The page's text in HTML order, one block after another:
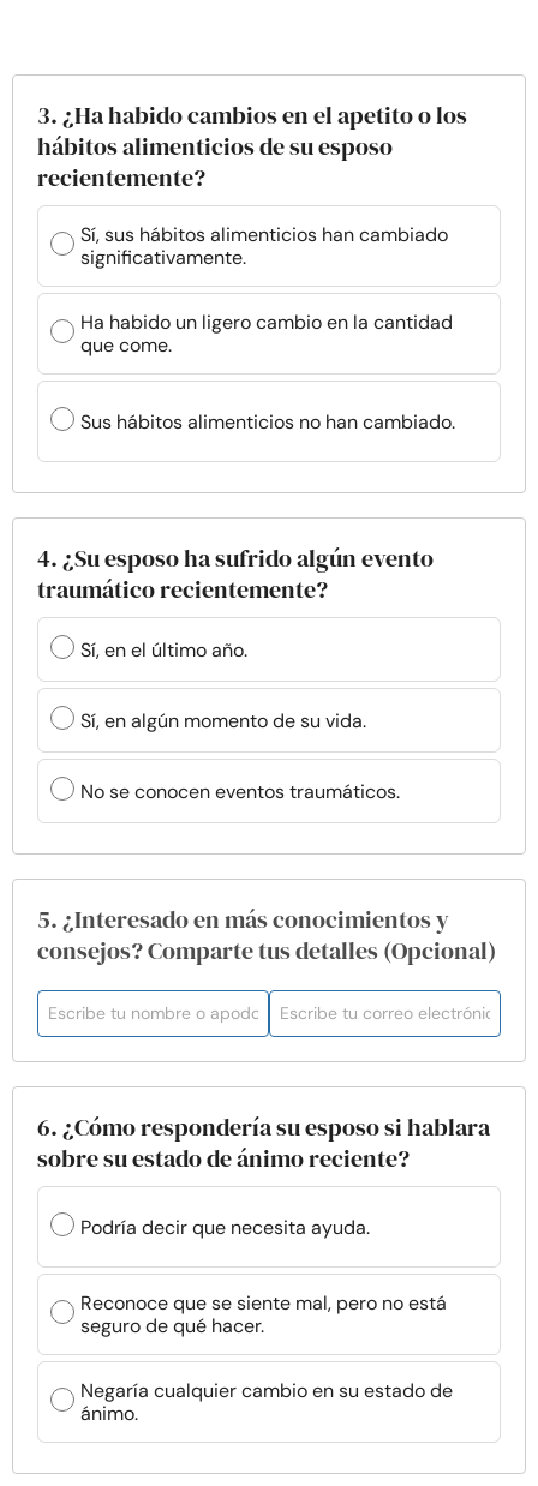
3. ¿Ha habido cambios en el apetito o los
hábitos alimenticios de su esposo
recientemente?
Sí, sus hábitos alimenticios han cambiado
significativamente.
Ha habido un ligero cambio en la cantidad
que come.
Sus hábitos alimenticios no han cambiado.
4. ¿Su esposo ha sufrido algún evento
traumático recientemente?
Sí, en el último año.
Sí, en algún momento de su vida.
No se conocen eventos traumáticos.
5. ¿Interesado en más conocimientos y
consejos? Comparte tus detalles (Opcional)
6. ¿Cómo respondería su esposo si hablara
sobre su estado de ánimo reciente?
Podría decir que necesita ayuda.
Reconoce que se siente mal, pero no está
seguro de qué hacer.
Negaría cualquier cambio en su estado de
ánimo.